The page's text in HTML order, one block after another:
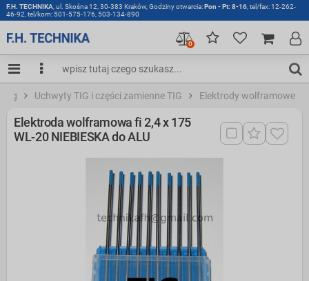
F.H. TECHNIKA , ul. Skośna 12, 30-383 Kraków, Godziny otwarcia:Pon - Pt: 8-16 , tel/fax: 12-262-
46-92, tel/kom: 501-575-176, 503-134-890
0
Uchwyty TIG i części zamienne TIG Elektrody wolframowe
Elektroda wolframowa fi 2,4 x 175
WL-20 NIEBIESKA do ALU